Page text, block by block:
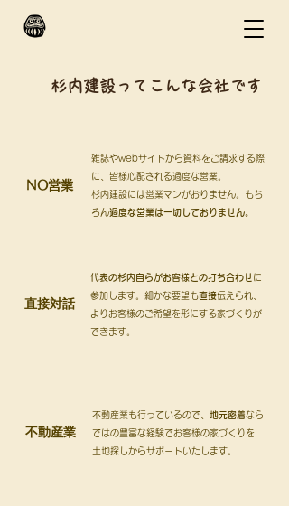
杉内建設ってこんな会社です
NO営業
雑誌やwebサイトから資料をご請求する際
に、皆様心配される過度な営業。
杉内建設には営業マンがおりません。もち
ろん過度な営業は一切しておりません。
代表の杉内自らがお客様との打ち合わせに
参加します。細かな要望も直接伝えられ、​
​よりお客様のご希望を形にする家づくりが
できます。​
​直接対話
不動産業も行っているので、 地元密着なら
ではの豊富な経験でお客様の家づくりを
​土地探しからサポートいたします。
不動産業